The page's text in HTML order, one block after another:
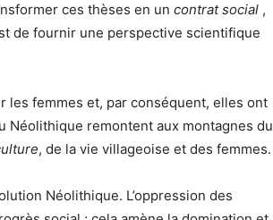
ces thèses en un contrat social ,
de fournir une perspective scientifique
les femmes et, par conséquent, elles ont
remontent aux montagnes du
, de la vie villageoise et des femmes.
Néolithique. L’oppression des